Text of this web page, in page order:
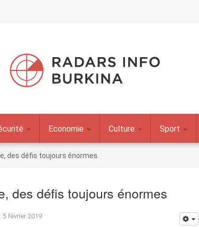
Economie Culture Sport
des défis toujours énormes
des défis toujours énormes
5 février 2019